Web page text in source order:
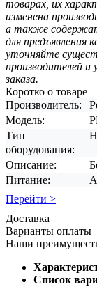
товарах, их
изменена
а также
для предъявления
уточняйте
производителей
заказа.
Коротко о товаре
Производитель:
Модель:
Тип
оборудования:
Описание:
Питание:
Перейти >
Доставка
Варианты оплаты
Наши
Список